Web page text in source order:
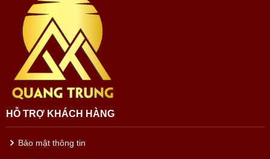
HỖ TRỢ KHÁCH HÀNG
Bảo mật thông tin